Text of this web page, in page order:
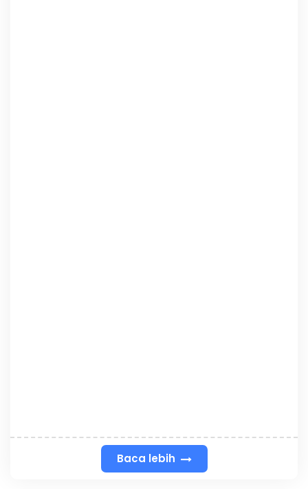
Baca lebih